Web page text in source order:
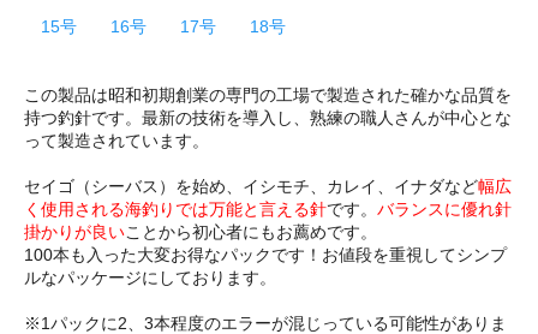
15号 16号 17号 18号
この製品は昭和初期創業の専門の工場で製造された確かな品質を
持つ釣針です。最新の技術を導入し、熟練の職人さんが中心とな
って製造されています。
セイゴ（シーバス）を始め、イシモチ、カレイ、イナダなど幅広
く使用される海釣りでは万能と言える針です。 バランスに優れ針
掛かりが良いことから初心者にもお薦めです。
100本も入った大変お得なパックです！お値段を重視してシンプ
ルなパッケージにしております。
※1パックに2、3本程度のエラーが混じっている可能性がありま